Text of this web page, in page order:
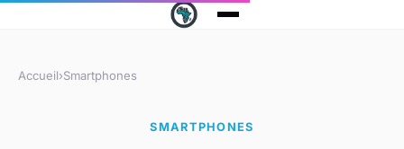
Accueil›Smartphones
SMARTPHONES